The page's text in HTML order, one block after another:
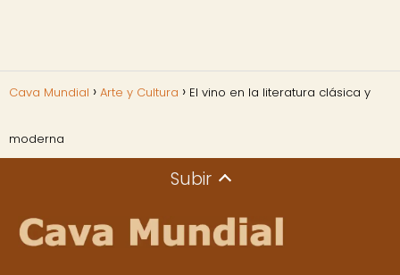
Cava Mundial Arte y Cultura El vino en la literatura clásica y
moderna
Subir